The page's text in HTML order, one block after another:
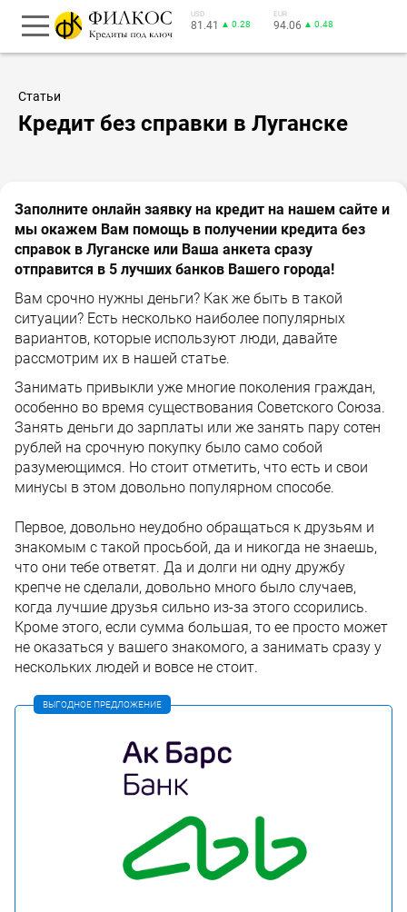
USD
81.41 ▲ 0.28
EUR
94.06 ▲ 0.48
Статьи
Кредит без справки в Луганске
Заполните онлайн заявку на кредит на нашем сайте и
мы окажем Вам помощь в получении кредита без
справок в Луганске или Ваша анкета сразу
отправится в 5 лучших банков Вашего города!
Вам срочно нужны деньги? Как же быть в такой
ситуации? Есть несколько наиболее популярных
вариантов, которые используют люди, давайте
рассмотрим их в нашей статье.
Занимать привыкли уже многие поколения граждан,
особенно во время существования Советского Союза.
Занять деньги до зарплаты или же занять пару сотен
рублей на срочную покупку было само собой
разумеющимся. Но стоит отметить, что есть и свои
минусы в этом довольно популярном способе.
Первое, довольно неудобно обращаться к друзьям и
знакомым с такой просьбой, да и никогда не знаешь,
что они тебе ответят. Да и долги ни одну дружбу
крепче не сделали, довольно много было случаев,
когда лучшие друзья сильно из-за этого ссорились.
Кроме этого, если сумма большая, то ее просто может
не оказаться у вашего знакомого, а занимать сразу у
нескольких людей и вовсе не стоит.
ВЫГОДНОЕ ПРЕДЛОЖЕНИЕ